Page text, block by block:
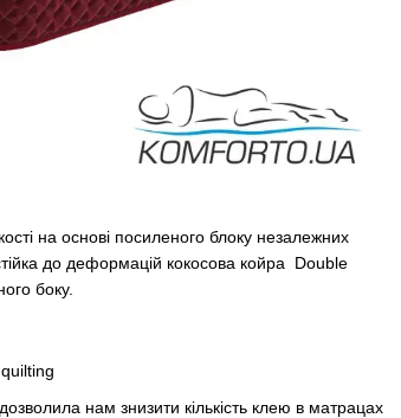
на основі посиленого блоку незалежних
до деформацій кокосова койра Double
боку.
нам знизити кількість клею в матрацах